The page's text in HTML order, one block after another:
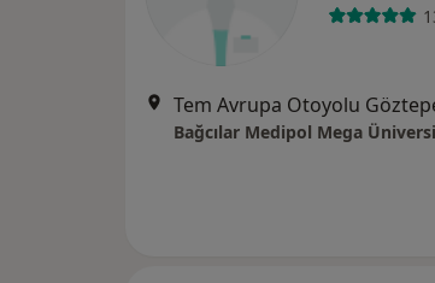
Bağcılar Medipol Mega